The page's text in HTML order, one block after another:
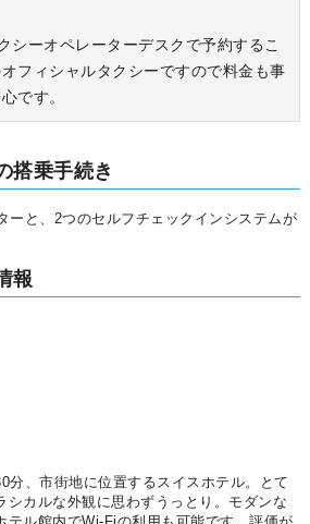
シーオペレーターデスクで予約するこ
フィシャルタクシーですので料金も事
です。
搭乗手続き
ーと、2つのセルフチェックインシステムが
報
分、市街地に位置するスイスホテル。とて
シカルな外観に思わずうっとり。モダンな